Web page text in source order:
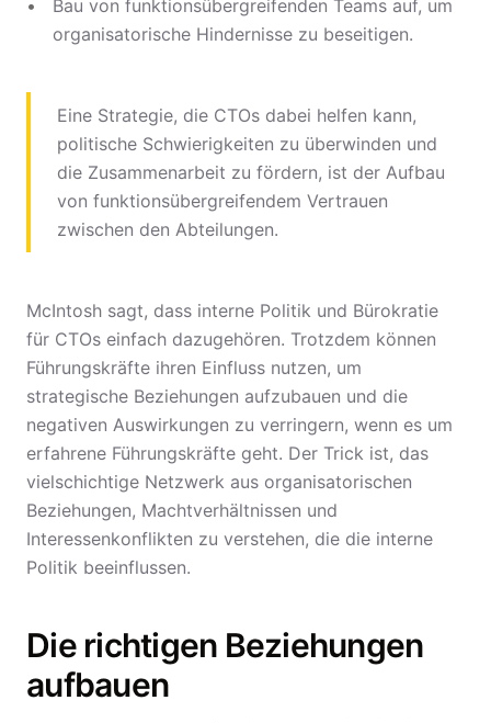
Bau von funktionsübergreifenden Teams auf, um
organisatorische Hindernisse zu beseitigen.
Eine Strategie, die CTOs dabei helfen kann,
politische Schwierigkeiten zu überwinden und
die Zusammenarbeit zu fördern, ist der Aufbau
von funktionsübergreifendem Vertrauen
zwischen den Abteilungen.
McIntosh sagt, dass interne Politik und Bürokratie
für CTOs einfach dazugehören. Trotzdem können
Führungskräfte ihren Einfluss nutzen, um
strategische Beziehungen aufzubauen und die
negativen Auswirkungen zu verringern, wenn es um
erfahrene Führungskräfte geht. Der Trick ist, das
vielschichtige Netzwerk aus organisatorischen
Beziehungen, Machtverhältnissen und
Interessenkonflikten zu verstehen, die die interne
Politik beeinflussen.
Die richtigen Beziehungen
aufbauen